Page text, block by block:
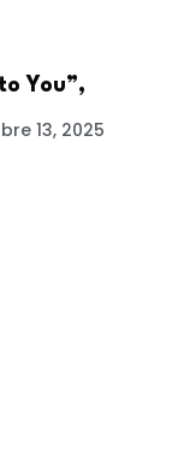
You”,
13, 2025